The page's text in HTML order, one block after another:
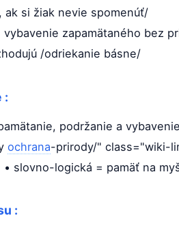
ak si žiak nevie spomenúť/
vybavenie zapamätaného bez
/odriekanie básne/
:
podržanie a
ochrana-prirody/" class="wiki-
slovno-logická = pamäť na
: